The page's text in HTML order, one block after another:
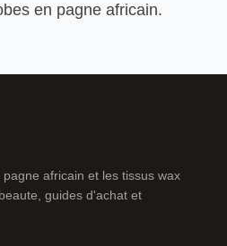
en pagne africain.
africain et les tissus wax
guides d'achat et